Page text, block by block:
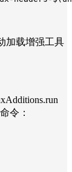
加载增强工具
令：